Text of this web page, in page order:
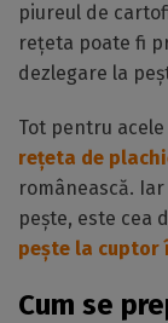
piureul de
rețeta poate fi
dezlegare la
Tot pentru
rețeta de
românească.
pește, este cea
pește la cuptor
Cum se